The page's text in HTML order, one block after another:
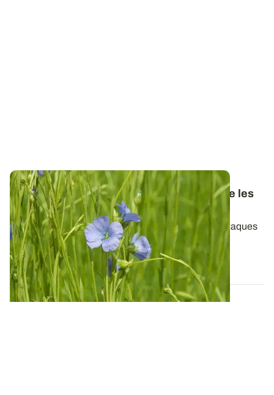
Lin fibre de printemps - Se prémunir contre les
maladies de la levée jusqu'au rouissage
Comme beaucoup d’espèces, le lin est sujet aux attaques
de champignons pathogènes qui...
16 SEPT. 2013